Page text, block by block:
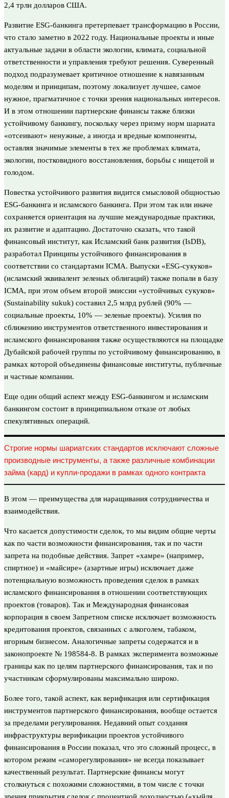
2,4 трлн долларов США.
Развитие ESG-банкинга претерпевает трансформацию в России,
что стало заметно в 2022 году. Национальные проекты и иные
актуальные задачи в области экологии, климата, социальной
ответственности и управления требуют решения. Суверенный
подход подразумевает критичное отношение к навязанным
моделям и принципам, поэтому локализует лучшее, самое
нужное, прагматичное с точки зрения национальных интересов.
И в этом отношении партнерские финансы также близки
устойчивому банкингу, поскольку через призму норм шариата
«отсеивают» ненужные, а иногда и вредные компоненты,
оставляя значимые элементы в тех же проблемах климата,
экологии, постковидного восстановления, борьбы с нищетой и
голодом.
Повестка устойчивого развития видится смысловой общностью
ESG-банкинга и исламского банкинга. При этом так или иначе
сохраняется ориентация на лучшие международные практики,
их развитие и адаптацию. Достаточно сказать, что такой
финансовый институт, как Исламский банк развития (IsDB),
разработал Принципы устойчивого финансирования в
соответствии со стандартами ICMA. Выпуски «ESG-сукуков»
(исламский эквивалент зеленых облигаций) также попали в базу
ICMA, при этом объем второй эмиссии «устойчивых сукуков»
(Sustainability sukuk) составил 2,5 млрд рублей (90% —
социальные проекты, 10% — зеленые проекты). Усилия по
сближению инструментов ответственного инвестирования и
исламского финансирования также осуществляются на площадке
Дубайской рабочей группы по устойчивому финансированию, в
рамках которой объединены финансовые институты, публичные
и частные компании.
Еще один общий аспект между ESG-банкингом и исламским
банкингом состоит в принципиальном отказе от любых
спекулятивных операций.
Строгие нормы шариатских стандартов исключают сложные
производные инструменты, а также различные комбинации
займа (кард) и купли-продажи в рамках одного контракта
В этом — преимущества для наращивания сотрудничества и
взаимодействия.
Что касается допустимости сделок, то мы видим общие черты
как по части возможности финансирования, так и по части
запрета на подобные действия. Запрет «хамре» (например,
спиртное) и «майсире» (азартные игры) исключает даже
потенциальную возможность проведения сделок в рамках
исламского финансирования в отношении соответствующих
проектов (товаров). Так и Международная финансовая
корпорация в своем Запретном списке исключает возможность
кредитования проектов, связанных с алкоголем, табаком,
игорным бизнесом. Аналогичные запреты содержатся и в
законопроекте № 198584-8. В рамках эксперимента возможные
границы как по целям партнерского финансирования, так и по
участникам сформулированы максимально широко.
Более того, такой аспект, как верификация или сертификация
инструментов партнерского финансирования, вообще остается
за пределами регулирования. Недавний опыт создания
инфраструктуры верификации проектов устойчивого
финансирования в России показал, что это сложный процесс, в
котором режим «саморегулирования» не всегда показывает
качественный результат. Партнерские финансы могут
столкнуться с похожими сложностями, в том числе с точки
зрения прикрытия сделок с процентной доходностью («хыйля